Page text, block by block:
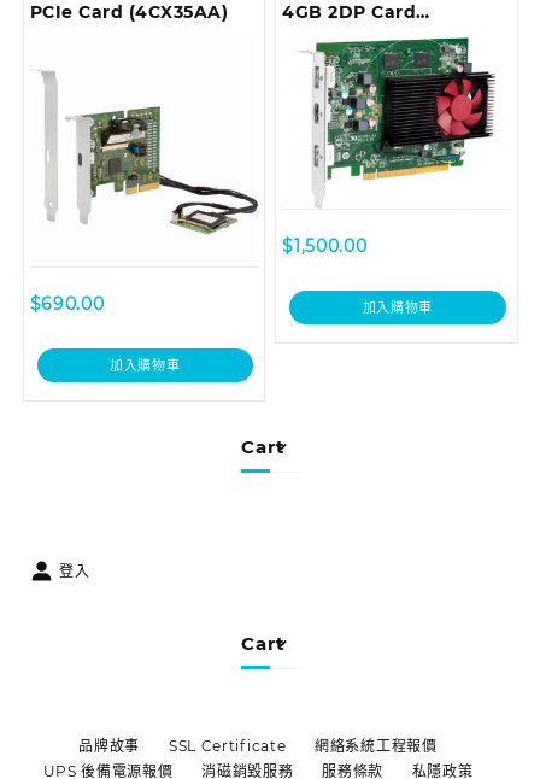
Cart
PCIe Card (4CX35AA)
$690.00
加入購物車
4GB 2DP Card
(3TK71AA)
$1,500.00
加入購物車
登入
Cart
品牌故事 SSL Certificate
網絡系統工程報價
UPS 後備電源報價
消磁銷毀服務 服務條款 私隱政策